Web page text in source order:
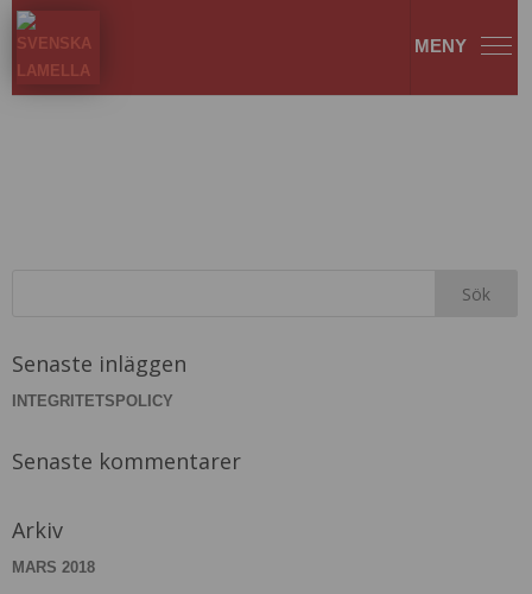
Senaste inläggen
INTEGRITETSPOLICY
Senaste kommentarer
Arkiv
MARS 2018